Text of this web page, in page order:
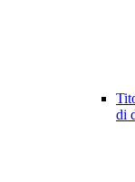
di